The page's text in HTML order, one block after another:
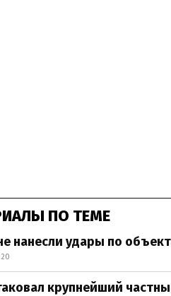
ПО ТЕМЕ
нанесли удары по
крупнейший